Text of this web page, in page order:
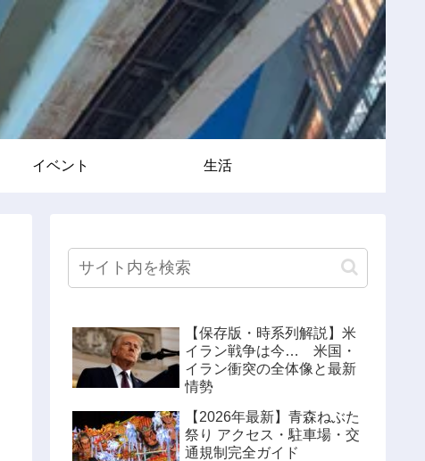
イベント 生活
【保存版・時系列解説】米
イラン戦争は今… 米国・
イラン衝突の全体像と最新
情勢
【2026年最新】青森ねぶた
祭り アクセス・駐車場・交
通規制完全ガイド